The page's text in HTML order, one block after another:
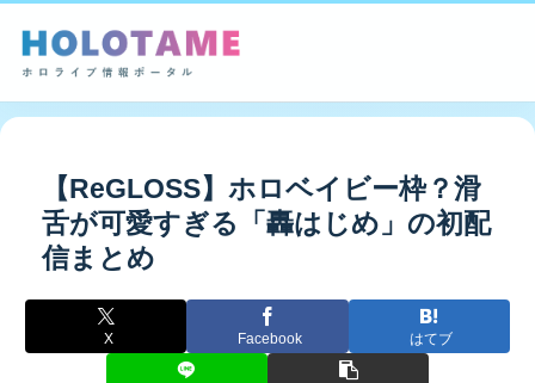
【ReGLOSS】ホロベイビー枠？滑
舌が可愛すぎる「轟はじめ」の初配
信まとめ
X Facebook はてブ